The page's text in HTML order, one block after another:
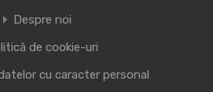
Despre noi
de cookie-uri
cu caracter personal